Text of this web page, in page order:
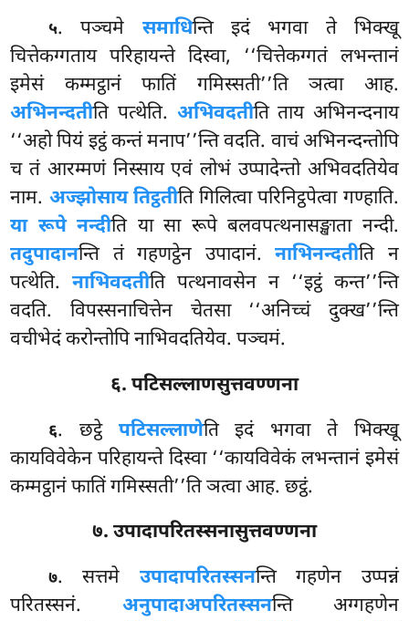
५. पञ्चमे समाधिन्ति इदं भगवा ते भिक्खू
चित्तेकग्गताय परिहायन्ते दिस्वा, ‘‘चित्तेकग्गतं लभन्तानं
इमेसं कम्मट्ठानं फातिं गमिस्सती’’ति ञत्वा आह.
अभिनन्दतीति पत्थेति. अभिवदतीति ताय अभिनन्दनाय
‘‘अहो पियं इट्ठं कन्तं मनाप’’न्ति वदति. वाचं अभिनन्दन्तोपि
च तं आरम्मणं निस्साय एवं लोभं उप्पादेन्तो अभिवदतियेव
नाम. अज्झोसाय तिट्ठतीति गिलित्वा परिनिट्ठपेत्वा गण्हाति.
या रूपे नन्दीति या सा रूपे बलवपत्थनासङ्खाता नन्दी.
तदुपादानन्ति तं गहणट्ठेन उपादानं.नाभिनन्दतीति न
पत्थेति.नाभिवदतीति पत्थनावसेन न ‘‘इट्ठं कन्त’’न्ति
वदति. विपस्सनाचित्तेन चेतसा ‘‘अनिच्चं दुक्ख’’न्ति
वचीभेदं करोन्तोपि नाभिवदतियेव. पञ्चमं.
६. पटिसल्लाणसुत्तवण्णना
६. छट्ठे पटिसल्लाणेति इदं भगवा ते भिक्खू
कायविवेकेन परिहायन्ते दिस्वा ‘‘कायविवेकं लभन्तानं इमेसं
कम्मट्ठानं फातिं गमिस्सती’’ति ञत्वा आह. छट्ठं.
७. उपादापरितस्सनासुत्तवण्णना
७. सत्तमे उपादापरितस्सनन्ति गहणेन उप्पन्नं
परितस्सनं. अनुपादाअपरितस्सनन्ति अग्गहणेन